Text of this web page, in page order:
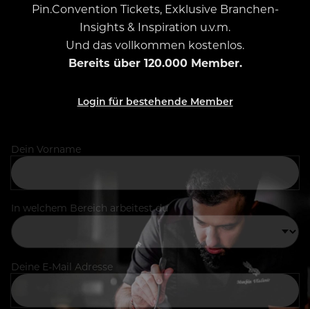
Pin.Convention Tickets, Exklusive Branchen-
Insights & Inspiration u.v.m.
Und das vollkommen kostenlos.
Bereits über 120.000 Member.
Login für bestehende Member
Dein Vorname
In welchem Bereich arbeitest du
Deine E-Mail Adresse